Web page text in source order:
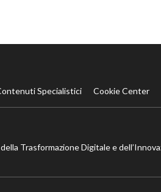
Specialistici Cookie Center
Trasformazione Digitale e